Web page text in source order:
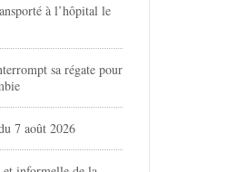
à l’hôpital le
sa régate pour
7 août 2026